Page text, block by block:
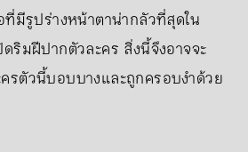
ที่มีรูปร่างหน้าตาน่ากลัวที่สุดใน
ริมฝีปากตัวละคร สิ่งนี้จึงอาจจะ
รตัวนี้บอบบางและถูกครอบงำด้วย